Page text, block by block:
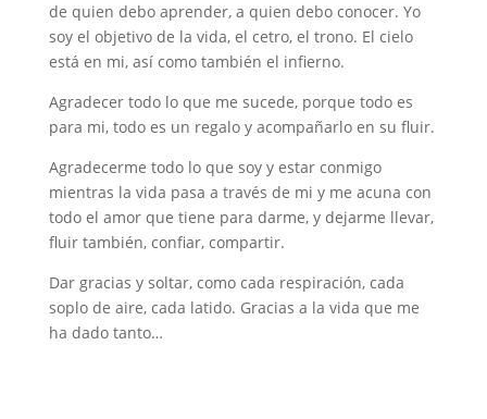
de quien debo aprender, a quien debo conocer. Yo
soy el objetivo de la vida, el cetro, el trono. El cielo
está en mi, así como también el infierno.
Agradecer todo lo que me sucede, porque todo es
para mi, todo es un regalo y acompañarlo en su fluir.
Agradecerme todo lo que soy y estar conmigo
mientras la vida pasa a través de mi y me acuna con
todo el amor que tiene para darme, y dejarme llevar,
fluir también, confiar, compartir.
Dar gracias y soltar, como cada respiración, cada
soplo de aire, cada latido. Gracias a la vida que me
ha dado tanto…